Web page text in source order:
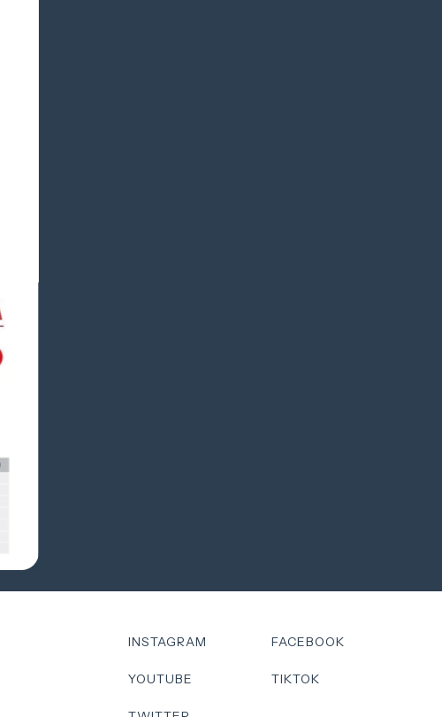
INSTAGRAM FACEBOOK
YOUTUBE TIKTOK